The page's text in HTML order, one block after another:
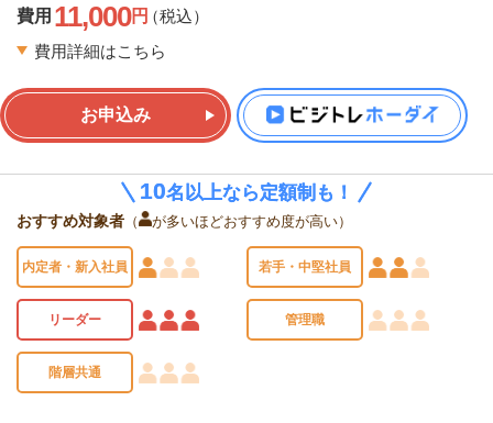
費用 11,000円（税込）
費用詳細はこちら
お申込み
おすすめ対象者 （ が多いほどおすすめ度が高い）
内定者・新入社員 若手・中堅社員
リーダー 管理職
階層共通
10名以上なら定額制も！
10名以上なら定額制も！